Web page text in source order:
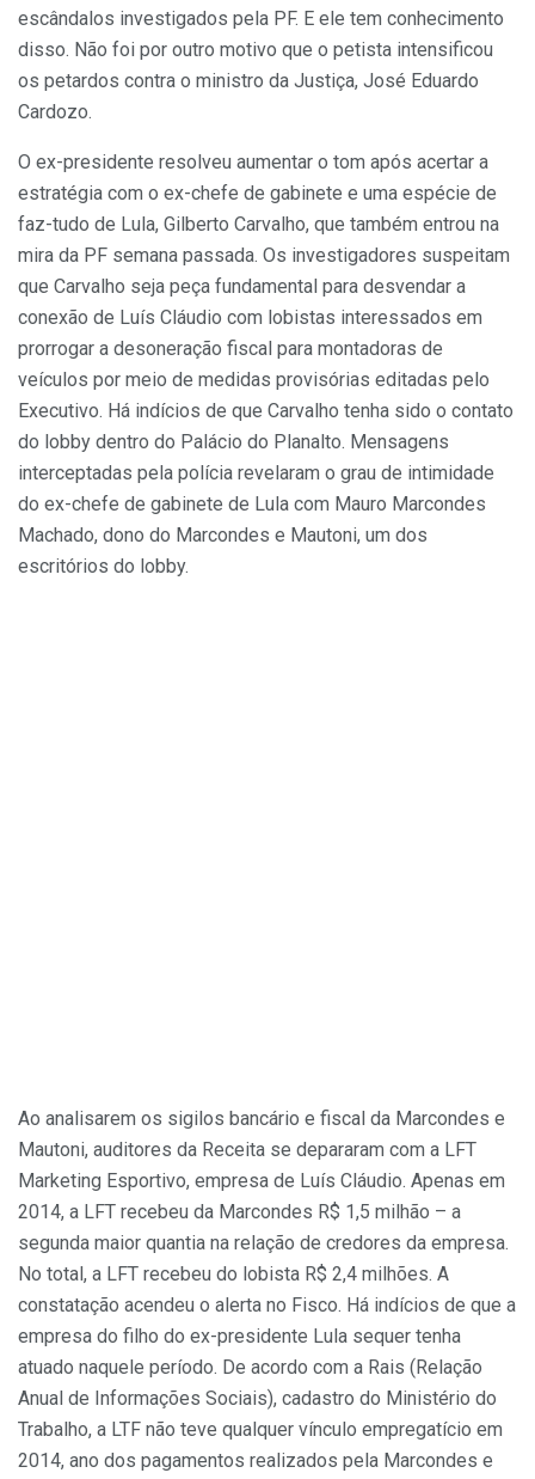
escândalos investigados pela PF. E ele tem conhecimento
disso. Não foi por outro motivo que o petista intensificou
os petardos contra o ministro da Justiça, José Eduardo
Cardozo.
O ex-presidente resolveu aumentar o tom após acertar a
estratégia com o ex-chefe de gabinete e uma espécie de
faz-tudo de Lula, Gilberto Carvalho, que também entrou na
mira da PF semana passada. Os investigadores suspeitam
que Carvalho seja peça fundamental para desvendar a
conexão de Luís Cláudio com lobistas interessados em
prorrogar a desoneração fiscal para montadoras de
veículos por meio de medidas provisórias editadas pelo
Executivo. Há indícios de que Carvalho tenha sido o contato
do lobby dentro do Palácio do Planalto. Mensagens
interceptadas pela polícia revelaram o grau de intimidade
do ex-chefe de gabinete de Lula com Mauro Marcondes
Machado, dono do Marcondes e Mautoni, um dos
escritórios do lobby.
Ao analisarem os sigilos bancário e fiscal da Marcondes e
Mautoni, auditores da Receita se depararam com a LFT
Marketing Esportivo, empresa de Luís Cláudio. Apenas em
2014, a LFT recebeu da Marcondes R$ 1,5 milhão – a
segunda maior quantia na relação de credores da empresa.
No total, a LFT recebeu do lobista R$ 2,4 milhões. A
constatação acendeu o alerta no Fisco. Há indícios de que a
empresa do filho do ex-presidente Lula sequer tenha
atuado naquele período. De acordo com a Rais (Relação
Anual de Informações Sociais), cadastro do Ministério do
Trabalho, a LTF não teve qualquer vínculo empregatício em
2014, ano dos pagamentos realizados pela Marcondes e